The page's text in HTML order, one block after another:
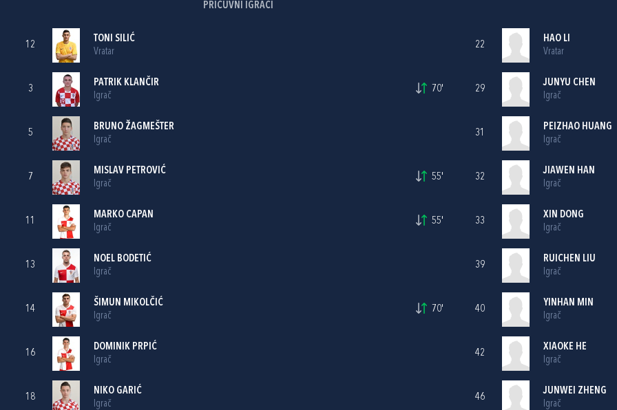
PRIČUVNI IGRAČI
12
TONI SILIĆ
Vratar
3
PATRIK KLANČIR
Igrač
70'
5
BRUNO ŽAGMEŠTER
Igrač
7
MISLAV PETROVIĆ
Igrač
55'
11
MARKO CAPAN
Igrač
55'
13
NOEL BODETIĆ
Igrač
14
ŠIMUN MIKOLČIĆ
Igrač
70'
16
DOMINIK PRPIĆ
Igrač
18
NIKO GARIĆ
Igrač
22
HAO LI
Vratar
29
JUNYU CHEN
Igrač
31
PEIZHAO HUANG
Igrač
32
JIAWEN HAN
Igrač
33
XIN DONG
Igrač
39
RUICHEN LIU
Igrač
40
YINHAN MIN
Igrač
42
XIAOKE HE
Igrač
46
JUNWEI ZHENG
Igrač